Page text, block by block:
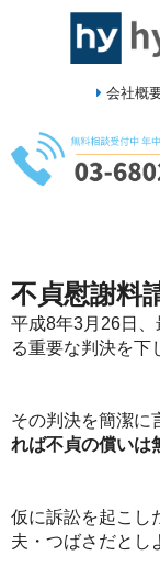
会社概
不貞慰謝料
平成8年3月26日
る重要な判決を下
その判決を簡潔に
れば不貞の償いは
仮に訴訟を起こし
夫・つばさだとし